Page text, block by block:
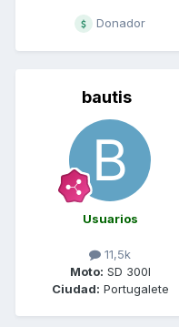
Donador
bautis
Usuarios
11,5k
Moto: SD 300I
Ciudad: Portugalete